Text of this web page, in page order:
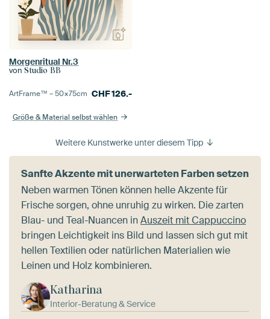
Morgenritual Nr.3
von Studio BB
ArtFrame™ –50×75cm CHF126.-
Größe & Material selbst wählen
Weitere Kunstwerke unter diesem Tipp
Sanfte Akzente mit unerwarteten Farben setzen
Neben warmen Tönen können helle Akzente für
Frische sorgen, ohne unruhig zu wirken. Die zarten
Blau- und Teal-Nuancen inAuszeit mit Cappuccino
bringen Leichtigkeit ins Bild und lassen sich gut mit
hellen Textilien oder natürlichen Materialien wie
Leinen und Holz kombinieren.
Katharina
Interior-Beratung & Service